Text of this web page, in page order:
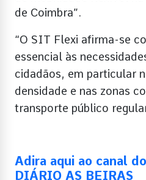
de Coimbra”.
“O SIT Flexi afirma-se
essencial às
cidadãos, em particular
densidade e nas zonas
transporte público
Adira aqui ao canal
DIÁRIO AS BEIRAS